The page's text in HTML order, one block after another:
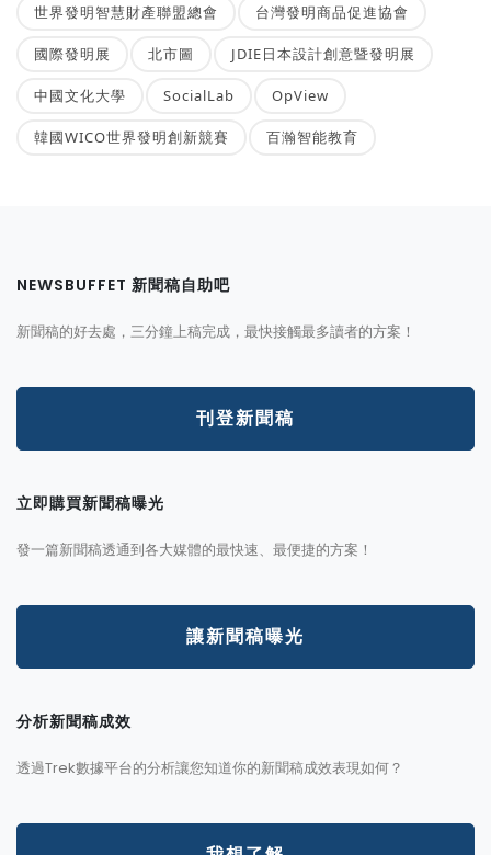
世界發明智慧財產聯盟總會 台灣發明商品促進協會
國際發明展 北市圖 JDIE日本設計創意暨發明展
中國文化大學 SocialLab OpView
韓國WICO世界發明創新競賽 百瀚智能教育
NEWSBUFFET 新聞稿自助吧
新聞稿的好去處，三分鐘上稿完成，最快接觸最多讀者的方案！
刊登新聞稿
立即購買新聞稿曝光
發一篇新聞稿透通到各大媒體的最快速、最便捷的方案！
讓新聞稿曝光
分析新聞稿成效
透過Trek數據平台的分析讓您知道你的新聞稿成效表現如何？